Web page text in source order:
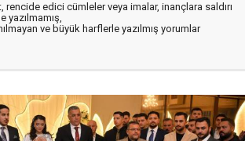
rencide edici cümleler veya imalar, inançlara saldırı
yazılmamış,
ve büyük harflerle yazılmış yorumlar